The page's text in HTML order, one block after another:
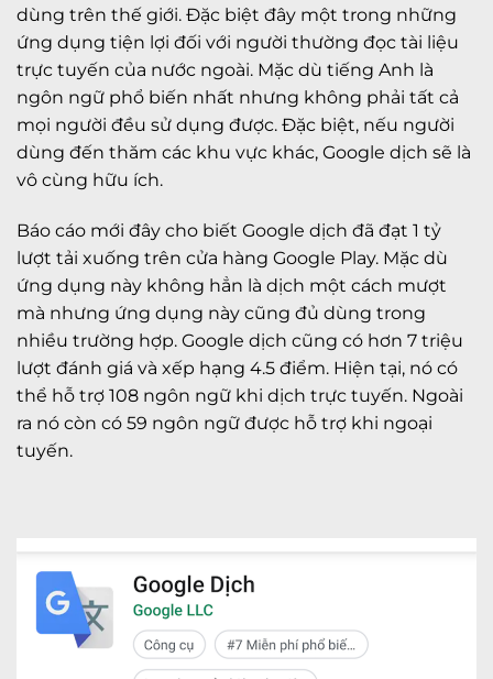
dùng trên thế giới. Đặc biệt đây một trong những
ứng dụng tiện lợi đối với người thường đọc tài liệu
trực tuyến của nước ngoài. Mặc dù tiếng Anh là
ngôn ngữ phổ biến nhất nhưng không phải tất cả
mọi người đều sử dụng được. Đặc biệt, nếu người
dùng đến thăm các khu vực khác, Google dịch sẽ là
vô cùng hữu ích.
Báo cáo mới đây cho biết Google dịch đã đạt 1 tỷ
lượt tải xuống trên cửa hàng Google Play. Mặc dù
ứng dụng này không hẳn là dịch một cách mượt
mà nhưng ứng dụng này cũng đủ dùng trong
nhiều trường hợp. Google dịch cũng có hơn 7 triệu
lượt đánh giá và xếp hạng 4.5 điểm. Hiện tại, nó có
thể hỗ trợ 108 ngôn ngữ khi dịch trực tuyến. Ngoài
ra nó còn có 59 ngôn ngữ được hỗ trợ khi ngoại
tuyến.